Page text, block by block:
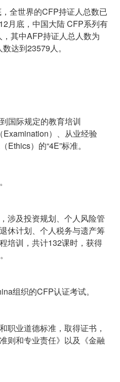
世界的CFP持证人总数已
月底，中国大陆 CFP系列有
其中AFP持证人总人数为
达到23579人。
际规定的教育培训
Examination）、从业经验
Ethics）的“4E”标准。
及投资规划、个人风险管
休计划、个人税务与遗产筹
培训，共计132课时，获得
组织的CFP认证考试。
业道德标准，取得证书，
则和专业责任》以及《金融